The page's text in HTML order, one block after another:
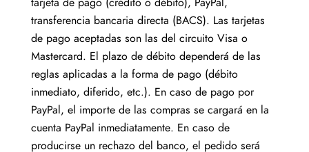
tarjeta de pago (crédito o débito), PayPal,
transferencia bancaria directa (BACS). Las tarjetas
de pago aceptadas son las del circuito Visa o
Mastercard. El plazo de débito dependerá de las
reglas aplicadas a la forma de pago (débito
inmediato, diferido, etc.). En caso de pago por
PayPal, el importe de las compras se cargará en la
cuenta PayPal inmediatamente. En caso de
producirse un rechazo del banco, el pedido será